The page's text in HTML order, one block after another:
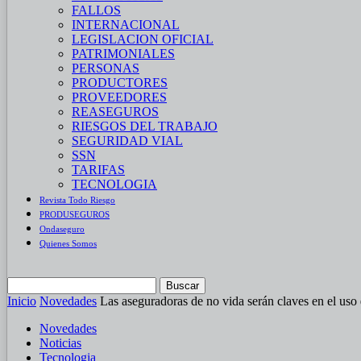
FALLOS
INTERNACIONAL
LEGISLACION OFICIAL
PATRIMONIALES
PERSONAS
PRODUCTORES
PROVEEDORES
REASEGUROS
RIESGOS DEL TRABAJO
SEGURIDAD VIAL
SSN
TARIFAS
TECNOLOGIA
Revista Todo Riesgo
PRODUSEGUROS
Ondaseguro
Quienes Somos
Inicio Novedades Las aseguradoras de no vida serán claves en el uso
Novedades
Noticias
Tecnologia